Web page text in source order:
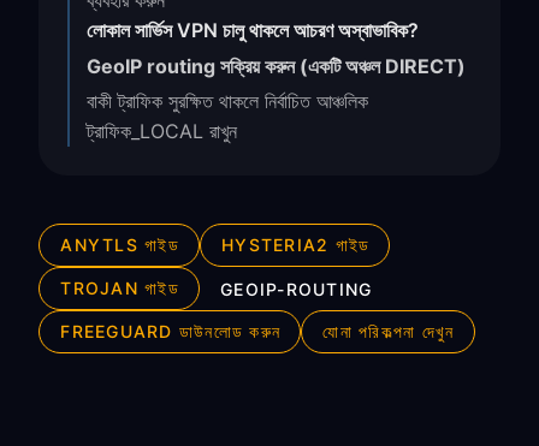
লোকাল সার্ভিস VPN চালু থাকলে আচরণ অস্বাভাবিক?
GeoIP routing সক্রিয় করুন (একটি অঞ্চল DIRECT)
বাকী ট্রাফিক সুরক্ষিত থাকলে নির্বাচিত আঞ্চলিক
ট্রাফিক_LOCAL রাখুন
ANYTLS গাইড HYSTERIA2 গাইড
TROJAN গাইড GEOIP-ROUTING
FREEGUARD ডাউনলোড করুন যোনা পরিকল্পনা দেখুন